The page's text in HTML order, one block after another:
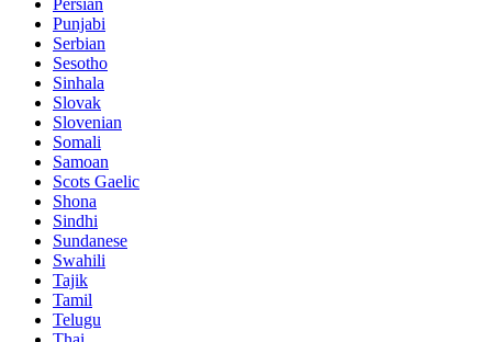
Persian
Punjabi
Serbian
Sesotho
Sinhala
Slovak
Slovenian
Somali
Samoan
Scots Gaelic
Shona
Sindhi
Sundanese
Swahili
Tajik
Tamil
Telugu